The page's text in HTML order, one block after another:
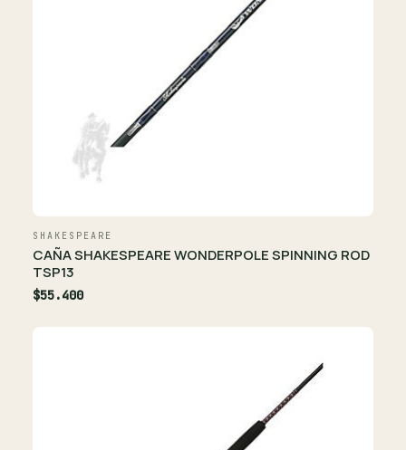
SHAKESPEARE
CAÑA SHAKESPEARE WONDERPOLE SPINNING ROD
TSP13
$55.400